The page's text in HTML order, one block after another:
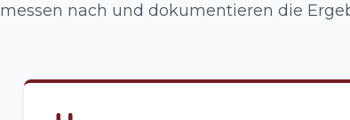
messen nach und dokumentieren die